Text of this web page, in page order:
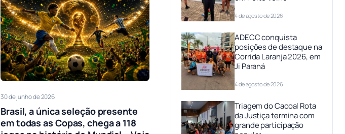
30 de junho de 2026
Brasil, a única seleção presente
em todas as Copas, chega a 118
4 de agosto de 2026
ADECC conquista
posições de destaque na
Corrida Laranja 2026, em
Ji Paraná
4 de agosto de 2026
Triagem do Cacoal Rota
da Justiça termina com
grande participação